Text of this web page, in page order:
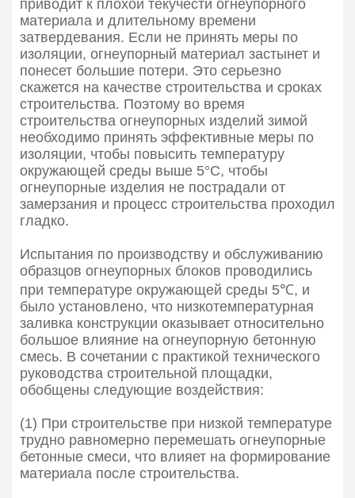
приводит к плохой текучести огнеупорного
материала и длительному времени
затвердевания. Если не принять меры по
изоляции, огнеупорный материал застынет и
понесет большие потери. Это серьезно
скажется на качестве строительства и сроках
строительства. Поэтому во время
строительства огнеупорных изделий зимой
необходимо принять эффективные меры по
изоляции, чтобы повысить температуру
окружающей среды выше 5°C, чтобы
огнеупорные изделия не пострадали от
замерзания и процесс строительства проходил
гладко.
Испытания по производству и обслуживанию
образцов огнеупорных блоков проводились
при температуре окружающей среды 5℃, и
было установлено, что низкотемпературная
заливка конструкции оказывает относительно
большое влияние на огнеупорную бетонную
смесь. В сочетании с практикой технического
руководства строительной площадки,
обобщены следующие воздействия:
(1) При строительстве при низкой температуре
трудно равномерно перемешать огнеупорные
бетонные смеси, что влияет на формирование
материала после строительства.